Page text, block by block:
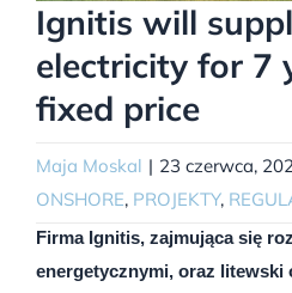
Ignitis will
electricity for 7
fixed price
Maja Moskal | 23 czerwca,
ONSHORE, PROJEKTY,
Firma Ignitis, zajmująca się
energetycznymi, oraz litewski